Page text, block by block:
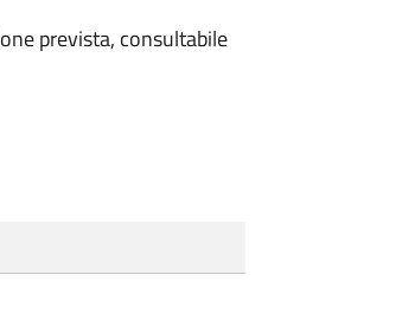
prevista, consultabile